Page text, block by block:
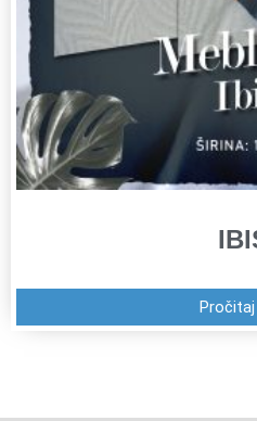
Pročitaj